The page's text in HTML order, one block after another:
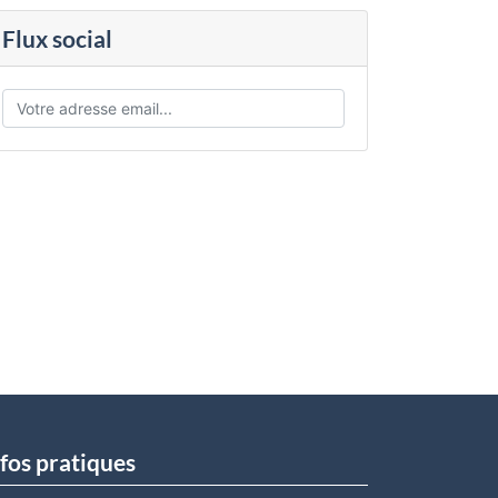
Flux social
pratiques